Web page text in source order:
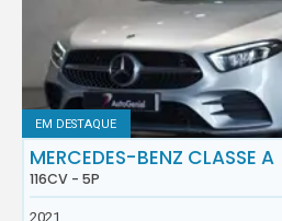
EM DESTAQUE
MERCEDES-BENZ CLASSE A
116CV - 5P
2021